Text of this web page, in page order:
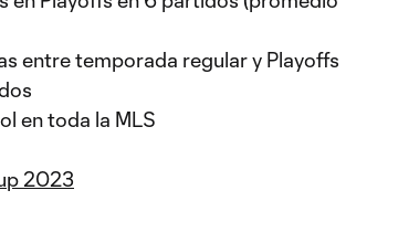
entre temporada regular y Playoffs
en toda la MLS
2023